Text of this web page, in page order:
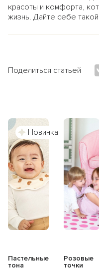
красоты и комфорта,
жизнь. Дайте себе
Поделиться статьей
Новинка
Пастельные
тона
Розовые
точки